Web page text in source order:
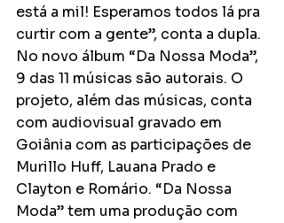
está a mil! Esperamos todos lá pra
curtir com a gente”, conta a dupla.
No novo álbum “Da Nossa Moda”,
9 das 11 músicas são autorais. O
projeto, além das músicas, conta
com audiovisual gravado em
Goiânia com as participações de
Murillo Huff, Lauana Prado e
Clayton e Romário. “Da Nossa
Moda” tem uma produção com